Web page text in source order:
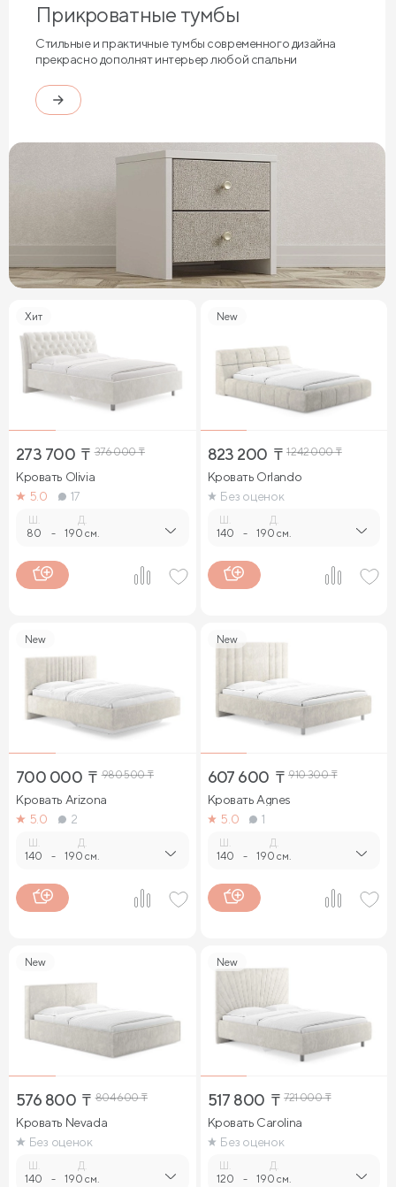
Прикроватные тумбы
Стильные и практичные тумбы современного дизайна
прекрасно дополнят интерьер любой спальни
Хит
273 700 ₸ 376 000₸
Кровать Olivia
5.0
17
80 -
Д.
190 см.
New
823 200 ₸ 1 242 000₸
Кровать Orlando
Без оценок
140 -
Д.
190 см.
New
700 000 ₸ 980 500₸
Кровать Arizona
5.0
2
140 -
Д.
190 см.
New
607 600 ₸ 910 300₸
Кровать Agnes
5.0
1
140 -
Д.
190 см.
New
576 800 ₸ 804 600₸
Кровать Nevada
Без оценок
140 -
Д.
190 см.
New
517 800 ₸ 721 000₸
Кровать Carolina
Без оценок
120 -
Д.
190 см.